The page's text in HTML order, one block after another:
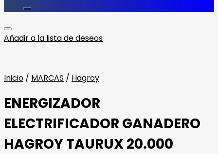
Añadir a la lista de deseos
Inicio / MARCAS / Hagroy
ENERGIZADOR
ELECTRIFICADOR GANADERO
HAGROY TAURUX 20.000